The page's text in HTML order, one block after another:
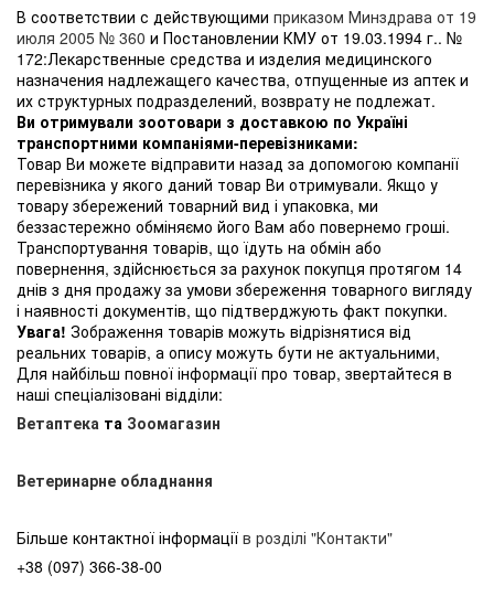
В соответствии с действующими приказом Минздрава от 19
июля 2005 № 360 и Постановлении КМУ от 19.03.1994 г.. №
172:Лекарственные средства и изделия медицинского
назначения надлежащего качества, отпущенные из аптек и
их структурных подразделений, возврату не подлежат.
Ви отримували зоотовари з доставкою по Україні
транспортними компаніями-перевізниками:
Товар Ви можете відправити назад за допомогою компанії
перевізника у якого даний товар Ви отримували. Якщо у
товару збережений товарний вид і упаковка, ми
беззастережно обміняємо його Вам або повернемо гроші.
Транспортування товарів, що їдуть на обмін або
повернення, здійснюється за рахунок покупця протягом 14
днів з дня продажу за умови збереження товарного вигляду
і наявності документів, що підтверджують факт покупки.
Увага! Зображення товарів можуть відрізнятися від
реальних товарів, а опису можуть бути не актуальними,
Для найбільш повної інформації про товар, звертайтеся в
наші спеціалізовані відділи:
Ветаптека та Зоомагазин
Ветеринарне обладнання
Більше контактної інформації в розділі "Контакти"
+38 (097) 366-38-00